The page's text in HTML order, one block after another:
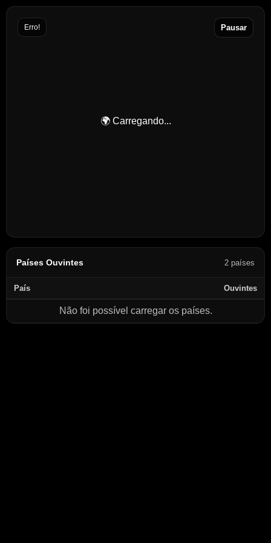
Erro! Pausar
🌍 Carregando...
Países Ouvintes 2 países
País Ouvintes
Não foi possível carregar os países.